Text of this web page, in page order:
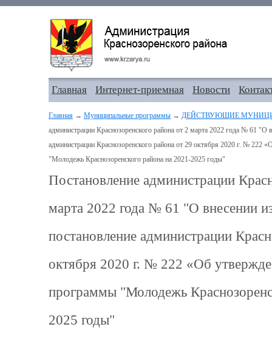
Главная Интернет-приемная Новости
Главная → Муниципальные программы → ДЕЙСТВУЮЩИЕ
администрации Краснозоренского района от 2 марта 2022 года № 61 "О
администрации Краснозоренского района от 29 октября 2020 г. № 222
"Молодежь Краснозоренского района на 2021-2025 годы"
Постановление администрации
марта 2022 года № 61 "О внесении
постановление администрации
октября 2020 г. № 222 «Об
программы "Молодежь
2025 годы"